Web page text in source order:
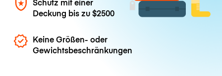
Deckung bis zu$2500
Keine Größen- oder
Gewichtsbeschränkungen